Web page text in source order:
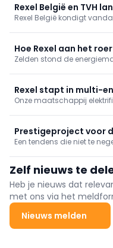
Rexel België en TVH
reparatieservice
Rexel België kondigt
van Rexel’s brede
Hoe Rexel aan het
Zelden stond de
kritieke omslag is bij Rexel
Rexel stapt in multi-
Onze maatschappij
Rexel de bezoekers
groothandel kan bieden
Prestigeproject voor
Een tendens die niet te
verbeteren en dat met het
EasyRack verloopt dit niet
winkelmaterialen sprak
WattWise aan voor de
resultaat loont de moeite.
Zelf nieuws te
Heb je nieuws dat
met ons via het
Nieuws melden